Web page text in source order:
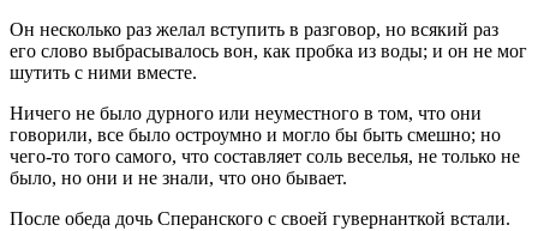
Он несколько раз желал вступить в разговор, но всякий раз
его слово выбрасывалось вон, как пробка из воды; и он не мог
шутить с ними вместе.
Ничего не было дурного или неуместного в том, что они
говорили, все было остроумно и могло бы быть смешно; но
чего-то того самого, что составляет соль веселья, не только не
было, но они и не знали, что оно бывает.
После обеда дочь Сперанского с своей гувернанткой встали.